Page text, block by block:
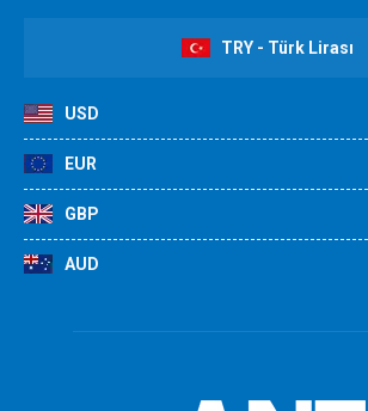
TRY - Türk Lirası
USD
EUR
GBP
AUD